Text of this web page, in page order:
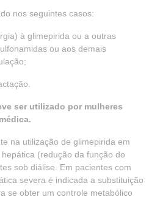
nos seguintes casos:
à glimepirida ou a outras
ou aos demais
ser utilizado por mulheres
na utilização de glimepirida em
(redução da função do
sob diálise. Em pacientes com
severa é indicada a substituição
se obter um controle metabólico